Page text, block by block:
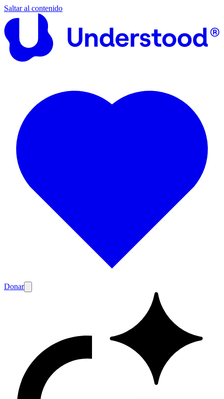
Saltar al contenido
Donar